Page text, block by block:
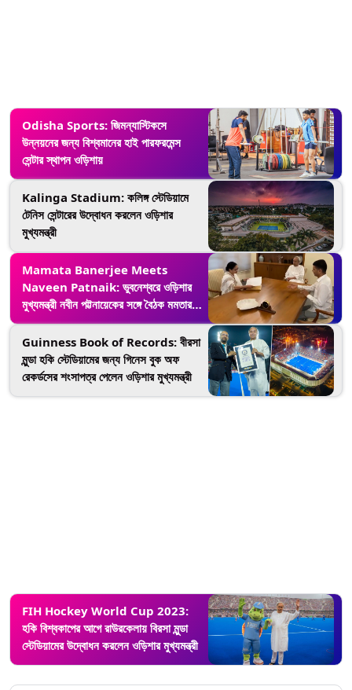
Odisha Sports: জিমন্যাস্টিকসে
উন্নয়নের জন্য বিশ্বমানের হাই পারফরমেন্স
সেন্টার স্থাপন ওড়িশায়
Kalinga Stadium: কলিঙ্গ স্টেডিয়ামে
টেনিস সেন্টারের উদ্বোধন করলেন ওড়িশার
মুখ্যমন্ত্রী
Mamata Banerjee Meets
Naveen Patnaik: ভুবনেশ্বরে ওড়িশার
মুখ্যমন্ত্রী নবীন পট্টনায়েকের সঙ্গে বৈঠক মমতার,
দেখুন ভিডিয়ো
Guinness Book of Records: বীরসা
মুন্ডা হকি স্টেডিয়ামের জন্য গিনেস বুক অফ
রেকর্ডসের শংসাপত্র পেলেন ওড়িশার মুখ্যমন্ত্রী
FIH Hockey World Cup 2023:
হকি বিশ্বকাপের আগে রাউরকেলায় বিরসা মুন্ডা
স্টেডিয়ামের উদ্বোধন করলেন ওড়িশার মুখ্যমন্ত্রী